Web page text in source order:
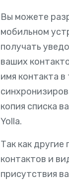
Вы можете
мобильном
получать
ваших
имя контакта
копия списка
Yolla.
Так как
контактов и
присутствия